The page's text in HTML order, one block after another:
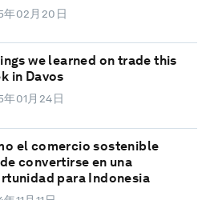
年02月20日
we learned on trade this
in Davos
01月24日
el comercio sostenible
convertirse en una
para Indonesia